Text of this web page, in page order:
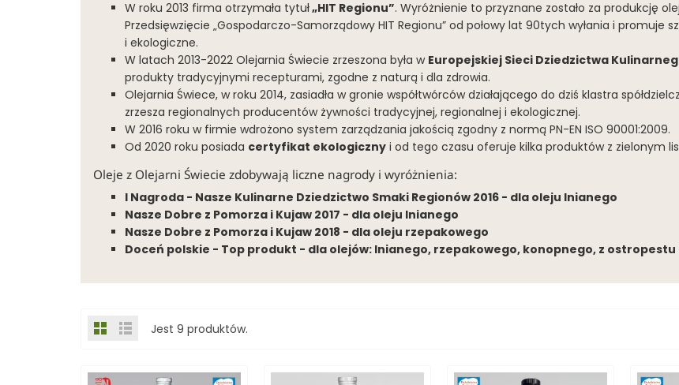
W roku 2013 firma otrzymała tytuł„HIT Regionu”. Wyróżnienie to przyznane zostało za produkcję
Przedsięwzięcie „Gospodarczo-Samorządowy HIT Regionu” od połowy lat 90tych wyłania i
i ekologiczne.
W latach 2013-2022 Olejarnia Świecie zrzeszona była w Europejskiej Sieci Dziedzictwa
produkty tradycyjnymi recepturami, zgodne z naturą i dla zdrowia.
Olejarnia Świece, w roku 2014, zasiadła w gronie współtwórców działającego do dziś klastra
zrzesza regionalnych producentów żywności tradycyjnej, regionalnej i ekologicznej.
W 2016 roku w firmie wdrożono system zarządzania jakością zgodny z normą PN-EN ISO 90001:2009.
Od 2020 roku posiada certyfikat ekologiczny i od tego czasu oferuje kilka produktów z zielonym
Oleje z Olejarni Świecie zdobywają liczne nagrody i wyróżnienia:
I Nagroda - Nasze Kulinarne Dziedzictwo Smaki Regionów 2016 - dla oleju lnianego
Nasze Dobre z Pomorza i Kujaw 2017 - dla oleju lnianego
Nasze Dobre z Pomorza i Kujaw 2018 - dla oleju rzepakowego
Doceń polskie - Top produkt - dla olejów: lnianego, rzepakowego, konopnego, z ostropestu
Jest 9 produktów.